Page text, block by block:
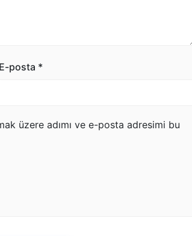
E-posta *
üzere adımı ve e-posta adresimi bu